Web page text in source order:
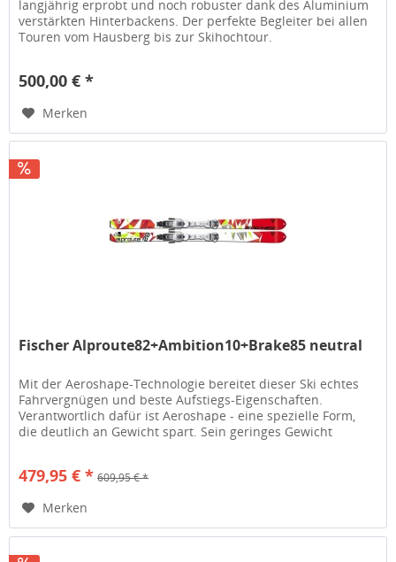
langjährig erprobt und noch robuster dank des Aluminium
verstärkten Hinterbackens. Der perfekte Begleiter bei allen
Touren vom Hausberg bis zur Skihochtour.
500,00 € *
Merken
Fischer Alproute82+Ambition10+Brake85 neutral
Mit der Aeroshape-Technologie bereitet dieser Ski echtes
Fahrvergnügen und beste Aufstiegs-Eigenschaften.
Verantwortlich dafür ist Aeroshape - eine spezielle Form,
die deutlich an Gewicht spart. Sein geringes Gewicht
479,95 € * 609,95 € *
Merken